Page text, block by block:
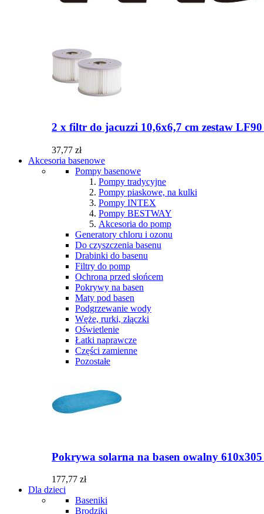
2 x filtr do jacuzzi 10,6x6,7 cm zestaw
37,77 zł
Akcesoria basenowe
Pompy basenowe
Pompy tradycyjne
Pompy piaskowe, na kulki
Pompy INTEX
Pompy BESTWAY
Akcesoria do pomp
Generatory chloru i ozonu
Do czyszczenia basenu
Drabinki do basenu
Filtry do pomp
Ochrona przed słońcem
Pokrywy na basen
Maty pod basen
Podgrzewanie wody
Węże, rurki, złączki
Oświetlenie
Łatki naprawcze
Części zamienne
Pozostałe
Pokrywa solarna na basen owalny
177,77 zł
Dla dzieci
Baseniki
Brodziki